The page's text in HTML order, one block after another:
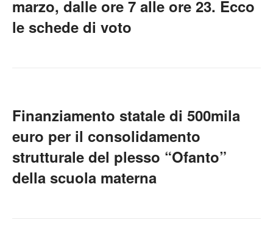
marzo, dalle ore 7 alle ore 23. Ecco
le schede di voto
Finanziamento statale di 500mila
euro per il consolidamento
strutturale del plesso “Ofanto”
della scuola materna